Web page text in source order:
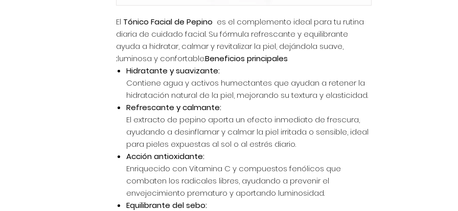
El Tónico Facial de Pepino es el complemento ideal para tu rutina
diaria de cuidado facial. Su fórmula refrescante y equilibrante
ayuda a hidratar, calmar y revitalizar la piel, dejándola suave,
luminosa y confortable.Beneficios principales:
Hidratante y suavizante:
Contiene agua y activos humectantes que ayudan a retener la
hidratación natural de la piel, mejorando su textura y elasticidad.
Refrescante y calmante:
El extracto de pepino aporta un efecto inmediato de frescura,
ayudando a desinflamar y calmar la piel irritada o sensible, ideal
para pieles expuestas al sol o al estrés diario.
Acción antioxidante:
Enriquecido con Vitamina C y compuestos fenólicos que
combaten los radicales libres, ayudando a prevenir el
envejecimiento prematuro y aportando luminosidad.
Equilibrante del sebo: